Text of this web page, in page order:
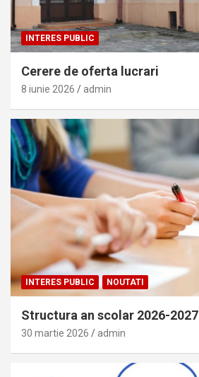
INTERES PUBLIC
Cerere de oferta lucrari
8 iunie 2026 admin
INTERES PUBLIC NOUTATI
Structura an scolar 2026-2027
30 martie 2026 admin